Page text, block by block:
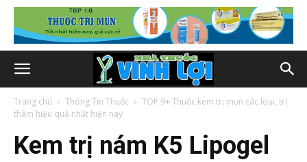
Trang chủ Thông Tin Thuốc
TOP 9+ Thuốc kem trị mụn các loại, trị
thâm hiệu quả nhất hiện nay
Kem trị nám K5 Lipogel